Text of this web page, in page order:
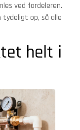
ved fordeleren.
op, så alle
helt i